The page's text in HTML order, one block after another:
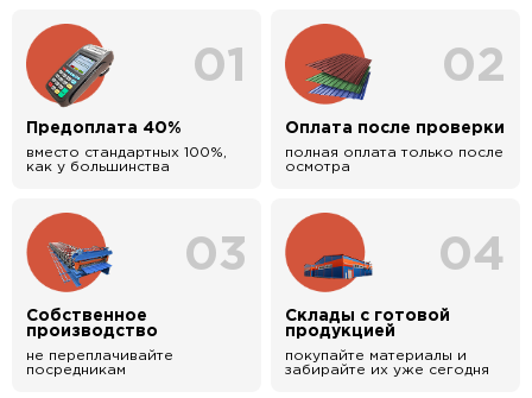
01
Предоплата 40%
вместо стандартных 100%,
как у большинства
02
Оплата после проверки
полная оплата только после
осмотра
03
Собственное
производство
не переплачивайте
посредникам
04
Склады с готовой
продукцией
покупайте материалы и
забирайте их уже сегодня